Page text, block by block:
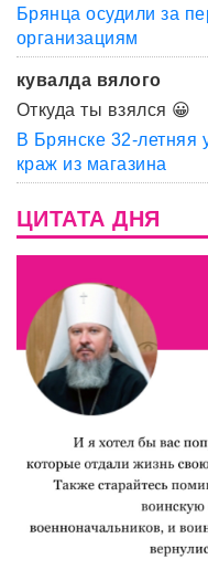
Брянца осудили за
организациям
кувалда вялого
Откуда ты взялся 😀
В Брянске 32-летняя
краж из магазина
ЦИТАТА ДНЯ